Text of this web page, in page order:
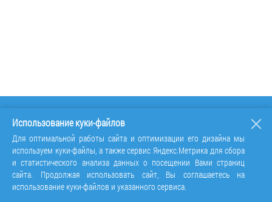
Использование куки-файлов
Для оптимальной работы сайта и оптимизации его дизайна мы
используем куки-файлы, а также сервис Яндекс.Метрика для сбора
и статистического анализа данных о посещении Вами страниц
сайта. Продолжая использовать сайт, Вы соглашаетесь на
использование куки-файлов и указанного сервиса.